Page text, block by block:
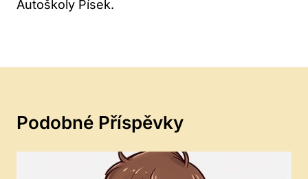
Autoškoly Písek.
Podobné Příspěvky